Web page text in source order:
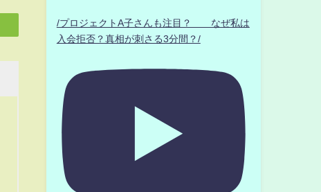
/プロジェクトA子さんも注目？ なぜ私は
入会拒否？真相が刺さる3分間？/